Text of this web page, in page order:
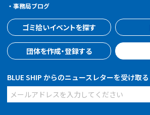
事務局ブログ
ゴミ拾いイベントを探す
団体を作成・登録する
BLUE SHIP からのニュースレターを受け取る